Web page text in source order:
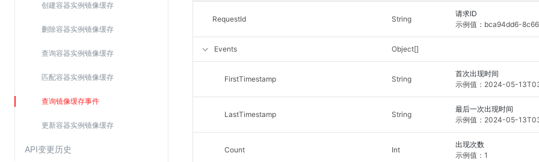
创建容器实例镜像缓存
删除容器实例镜像缓存
查询容器实例镜像缓存
匹配容器实例镜像缓存
查询镜像缓存事件
更新容器实例镜像缓存
API变更历史
密钥管理服务
SSL证书管理
合规性
RequestId String
请求ID
示例值：bca94dd6-
Events Object[]
FirstTimestamp String
首次出现时间
示例值：2024-05-
LastTimestamp String
最后一次出现时间
示例值：2024-05-
Count Int
出现次数
示例值：1